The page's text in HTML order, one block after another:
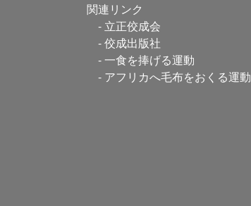
関連リンク
立正佼成会
佼成出版社
一食を捧げる運動
アフリカへ毛布をおくる運動